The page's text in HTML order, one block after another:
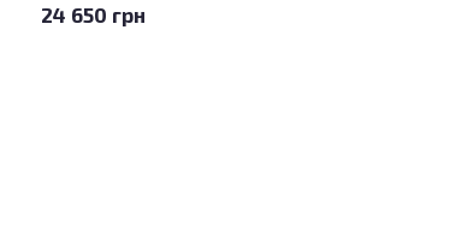
24 650 грн